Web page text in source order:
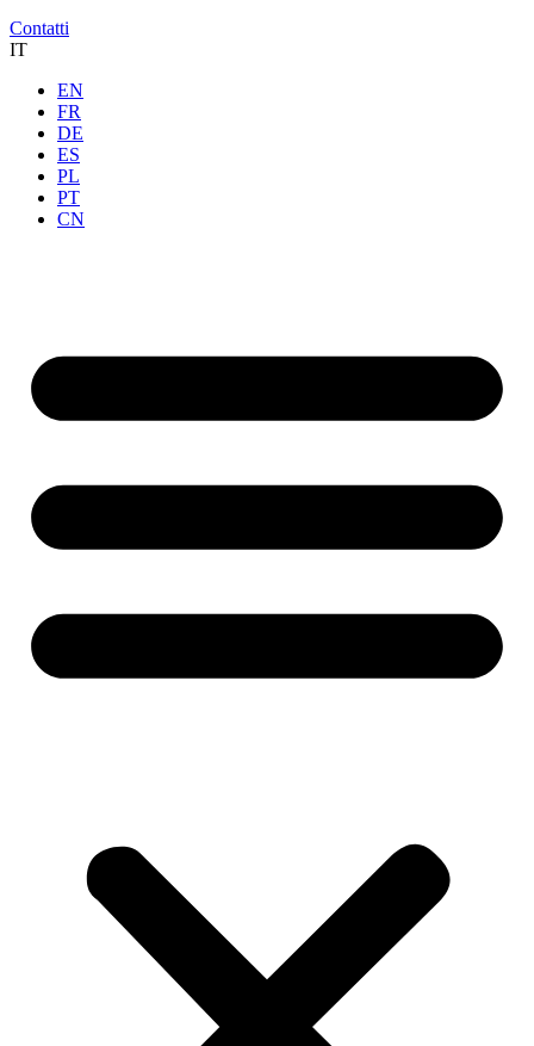
Contatti
IT
EN
FR
DE
ES
PL
PT
CN